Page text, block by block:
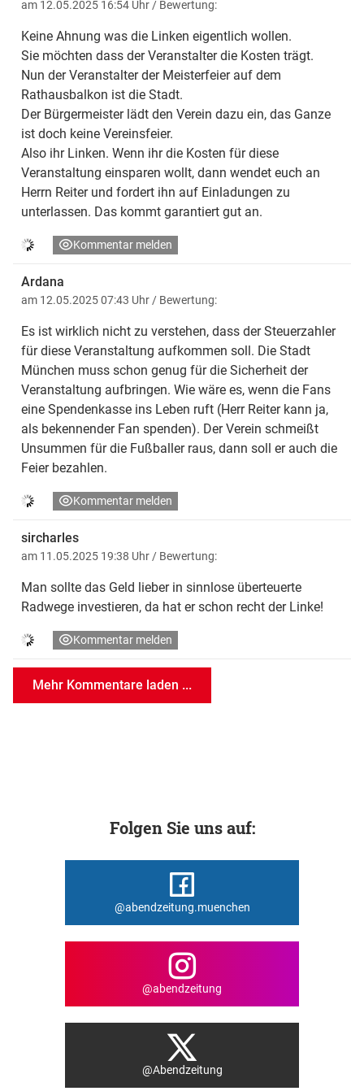
am 12.05.2025 16:54 Uhr/ Bewertung:
Keine Ahnung was die Linken eigentlich wollen.
Sie möchten dass der Veranstalter die Kosten trägt.
Nun der Veranstalter der Meisterfeier auf dem
Rathausbalkon ist die Stadt.
Der Bürgermeister lädt den Verein dazu ein, das Ganze
ist doch keine Vereinsfeier.
Also ihr Linken. Wenn ihr die Kosten für diese
Veranstaltung einsparen wollt, dann wendet euch an
Herrn Reiter und fordert ihn auf Einladungen zu
unterlassen. Das kommt garantiert gut an.
Kommentar melden
Ardana
am 12.05.2025 07:43 Uhr/ Bewertung:
Es ist wirklich nicht zu verstehen, dass der Steuerzahler
für diese Veranstaltung aufkommen soll. Die Stadt
München muss schon genug für die Sicherheit der
Veranstaltung aufbringen. Wie wäre es, wenn die Fans
eine Spendenkasse ins Leben ruft (Herr Reiter kann ja,
als bekennender Fan spenden). Der Verein schmeißt
Unsummen für die Fußballer raus, dann soll er auch die
Feier bezahlen.
Kommentar melden
sircharles
am 11.05.2025 19:38 Uhr/ Bewertung:
Man sollte das Geld lieber in sinnlose überteuerte
Radwege investieren, da hat er schon recht der Linke!
Kommentar melden
Mehr Kommentare laden ...
Folgen Sie uns auf:
@abendzeitung.muenchen
@abendzeitung
@Abendzeitung